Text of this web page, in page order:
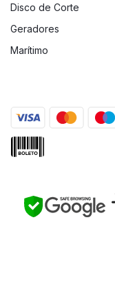
Disco de Corte
Geradores
Marítimo